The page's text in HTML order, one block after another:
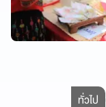
ทั่วไป